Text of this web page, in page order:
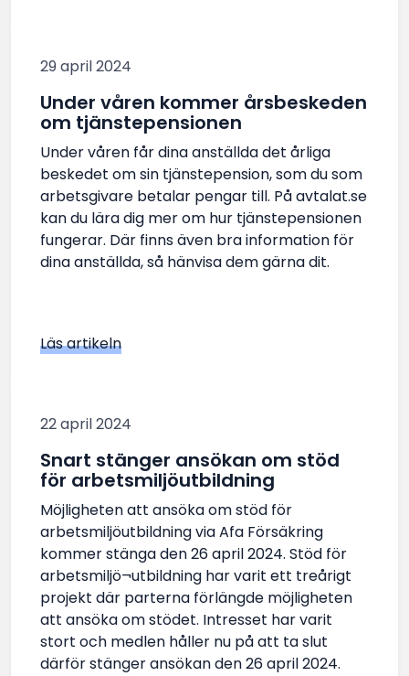
29 april 2024
Under våren kommer årsbeskeden
om tjänstepensionen
Under våren får dina anställda det årliga
beskedet om sin tjänstepension, som du som
arbetsgivare betalar pengar till. På avtalat.se
kan du lära dig mer om hur tjänstepensionen
fungerar. Där finns även bra information för
dina anställda, så hänvisa dem gärna dit.
Läs artikeln
22 april 2024
Snart stänger ansökan om stöd
för arbetsmiljöutbildning
Möjligheten att ansöka om stöd för
arbetsmiljöutbildning via Afa Försäkring
kommer stänga den 26 april 2024. Stöd för
arbetsmiljö¬utbildning har varit ett treårigt
projekt där parterna förlängde möjligheten
att ansöka om stödet. Intresset har varit
stort och medlen håller nu på att ta slut
därför stänger ansökan den 26 april 2024.